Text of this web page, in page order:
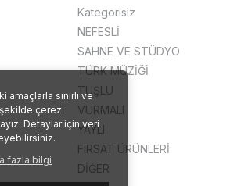
amaçlarla sınırlı ve
çerez
Detaylar için veri
fazla bilgi
Kategorisiz
NEFESLİ
SAHNE VE STÜDYO
TÜRK MÜZİĞİ
TUŞLU
VURMALI
YAYLI
FIRSAT ÜRÜNLERİ
DİĞER